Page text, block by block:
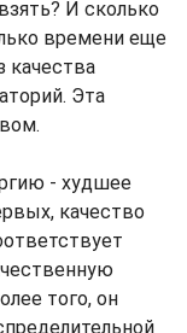
И сколько
времени еще
качества
Эта
- худшее
качество
того, он